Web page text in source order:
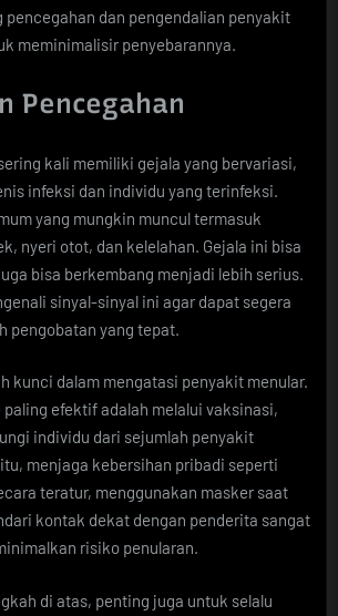
dan pengendalian penyakit
meminimalisir penyebarannya.
Pencegahan
kali memiliki gejala yang bervariasi,
infeksi dan individu yang terinfeksi.
yang mungkin muncul termasuk
nyeri otot, dan kelelahan. Gejala ini bisa
bisa berkembang menjadi lebih serius.
sinyal-sinyal ini agar dapat segera
pengobatan yang tepat.
kunci dalam mengatasi penyakit menular.
paling efektif adalah melalui vaksinasi,
individu dari sejumlah penyakit
menjaga kebersihan pribadi seperti
teratur, menggunakan masker saat
kontak dekat dengan penderita sangat
risiko penularan.
di atas, penting juga untuk selalu